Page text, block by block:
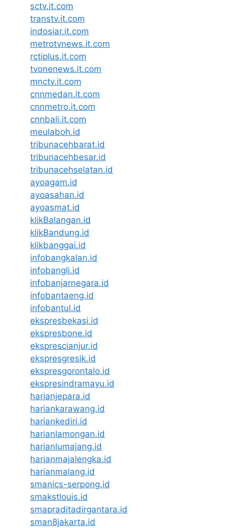
sctv.it.com
transtv.it.com
indosiar.it.com
metrotvnews.it.com
rctiplus.it.com
tvonenews.it.com
mnctv.it.com
cnnmedan.it.com
cnnmetro.it.com
cnnbali.it.com
meulaboh.id
tribunacehbarat.id
tribunacehbesar.id
tribunacehselatan.id
ayoagam.id
ayoasahan.id
ayoasmat.id
klikBalangan.id
klikBandung.id
klikbanggai.id
infobangkalan.id
infobangli.id
infobanjarnegara.id
infobantaeng.id
infobantul.id
ekspresbekasi.id
ekspresbone.id
eksprescianjur.id
ekspresgresik.id
ekspresgorontalo.id
ekspresindramayu.id
harianjepara.id
hariankarawang.id
hariankediri.id
harianlamongan.id
harianlumajang.id
harianmajalengka.id
harianmalang.id
smanics-serpong.id
smakstlouis.id
smapraditadirgantara.id
sman8jakarta.id